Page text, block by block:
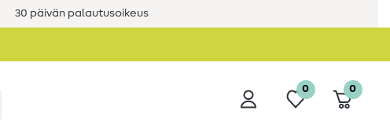
30 päivän palautusoikeus
0 0